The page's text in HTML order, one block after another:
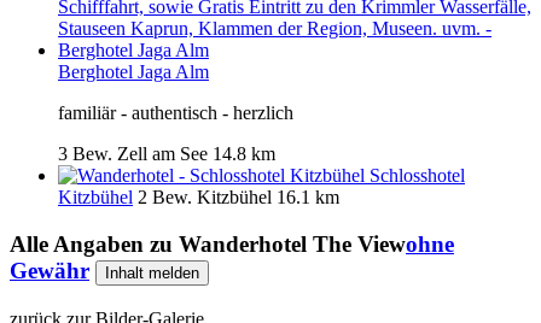
Berghotel Jaga Alm
familiär - authentisch - herzlich
3 Bew. Zell am See 14.8 km
Schlosshotel
Kitzbühel 2 Bew. Kitzbühel 16.1 km
Alle Angaben zu Wanderhotel The Viewohne
Gewähr
Inhalt melden
zurück zur Bilder-Galerie